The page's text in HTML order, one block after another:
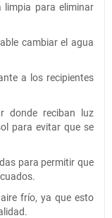
para eliminar
cambiar el agua
a los recipientes
donde reciban luz
para evitar que se
para permitir que
frío, ya que esto